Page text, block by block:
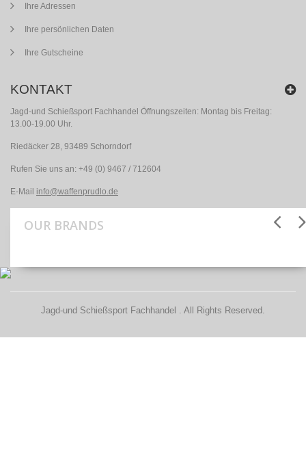
Ihre Adressen
Ihre persönlichen Daten
Ihre Gutscheine
KONTAKT
Jagd-und Schießsport Fachhandel Öffnungszeiten: Montag bis Freitag:
13.00-19.00 Uhr.
Riedäcker 28, 93489 Schorndorf
Rufen Sie uns an: +49 (0) 9467 / 712604
E-Mail info@waffenprudlo.de
OUR BRANDS
Jagd-und Schießsport Fachhandel . All Rights Reserved.